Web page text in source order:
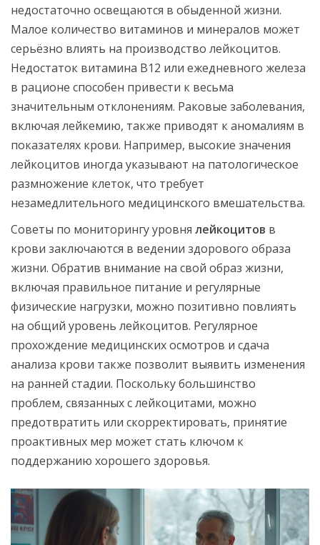
недостаточно освещаются в обыденной жизни.
Малое количество витаминов и минералов может
серьёзно влиять на производство лейкоцитов.
Недостаток витамина В12 или ежедневного железа
в рационе способен привести к весьма
значительным отклонениям. Раковые заболевания,
включая лейкемию, также приводят к аномалиям в
показателях крови. Например, высокие значения
лейкоцитов иногда указывают на патологическое
размножение клеток, что требует
незамедлительного медицинского вмешательства.
Советы по мониторингу уровня лейкоцитов в
крови заключаются в ведении здорового образа
жизни. Обратив внимание на свой образ жизни,
включая правильное питание и регулярные
физические нагрузки, можно позитивно повлиять
на общий уровень лейкоцитов. Регулярное
прохождение медицинских осмотров и сдача
анализа крови также позволит выявить изменения
на ранней стадии. Поскольку большинство
проблем, связанных с лейкоцитами, можно
предотвратить или скорректировать, принятие
проактивных мер может стать ключом к
поддержанию хорошего здоровья.